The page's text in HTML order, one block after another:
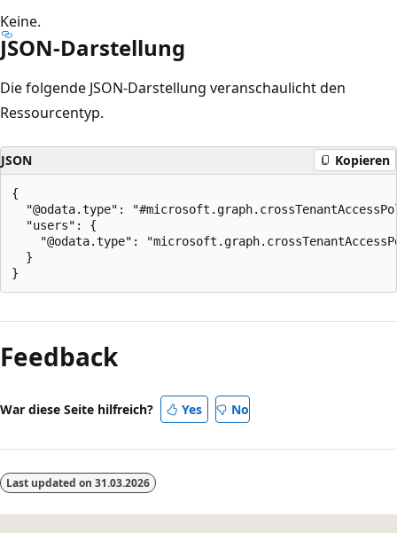
Keine.
JSON-Darstellung
Die folgende JSON-Darstellung veranschaulicht den
Ressourcentyp.
JSON Kopieren
{
"@odata.type":
  "users": {
"@odata.type":
  }
deaktiviert
Feedback
War diese Seite hilfreich? Yes No
Last updated on 31.03.2026